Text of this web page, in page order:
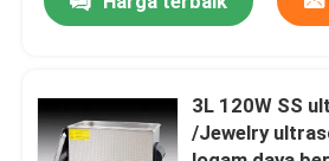
Multi frekuensi Ultrasonic
3L 120W SS
/Jewelry